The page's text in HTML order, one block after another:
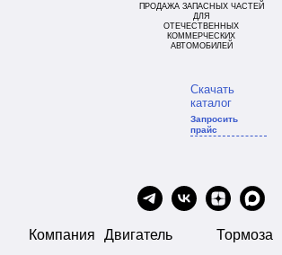
ПРОДАЖА ЗАПАСНЫХ ЧАСТЕЙ
ДЛЯ
ОТЕЧЕСТВЕННЫХ
КОММЕРЧЕСКИХ
АВТОМОБИЛЕЙ
Скачать
каталог
Запросить
прайс
Компания
Двигатель
Тормоза